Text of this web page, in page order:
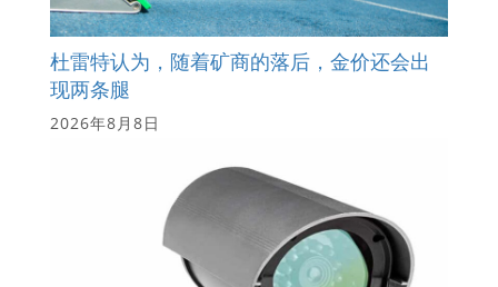
杜雷特认为，随着矿商的落后，金价还会出
现两条腿
2026年8月8日